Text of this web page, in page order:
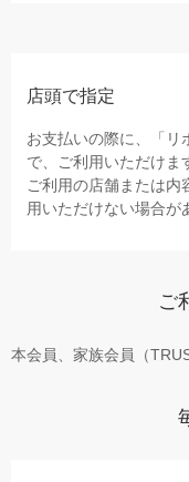
店頭で指定
お支払いの際に、「リ
で、ご利用いただけま
ご利用の店舗または内
用いただけない場合が
ご
本会員、家族会員（